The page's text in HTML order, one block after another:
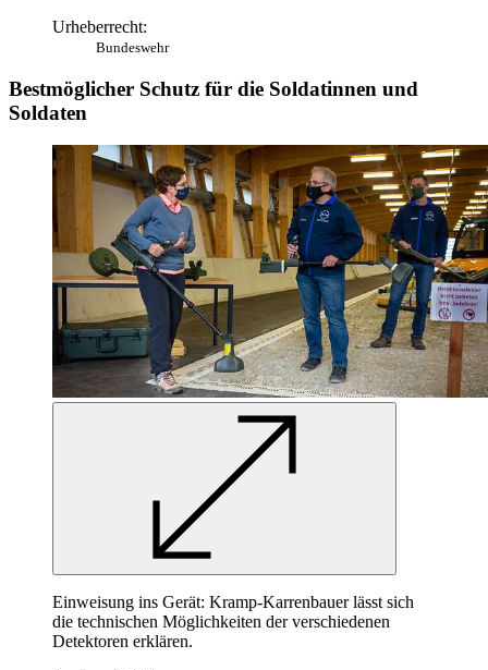
Urheberrecht:
Bundeswehr
Bestmöglicher Schutz für die Soldatinnen und
Soldaten
Einweisung ins Gerät: Kramp-Karrenbauer lässt sich
die technischen Möglichkeiten der verschiedenen
Detektoren erklären.